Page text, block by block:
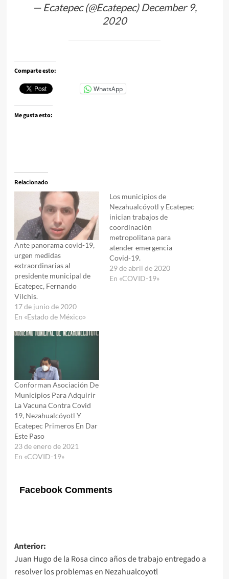
— Ecatepec (@Ecatepec) December 9,
2020
Comparte esto:
WhatsApp
Me gusta esto:
Relacionado
Ante panorama covid-19,
urgen medidas
extraordinarias al
presidente municipal de
Ecatepec, Fernando
Vilchis.
17 de junio de 2020
En «Estado de México»
Los municipios de
Nezahualcóyotl y Ecatepec
inician trabajos de
coordinación
metropolitana para
atender emergencia
Covid-19.
29 de abril de 2020
En «COVID-19»
Conforman Asociación De
Municipios Para Adquirir
La Vacuna Contra Covid
19, Nezahualcóyotl Y
Ecatepec Primeros En Dar
Este Paso
23 de enero de 2021
En «COVID-19»
Facebook Comments
Navegación
de
Anterior:
Juan Hugo de la Rosa cinco años de trabajo entregado a
resolver los problemas en Nezahualcoyotl